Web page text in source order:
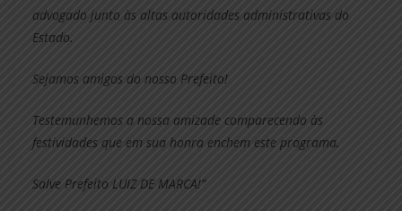
advogado junto às altas autoridades administrativas do
Estado.
Sejamos amigos do nosso Prefeito!
Testemunhemos a nossa amizade comparecendo às
festividades que em sua honra enchem este programa.
Salve Prefeito LUIZ DE MARCA!”